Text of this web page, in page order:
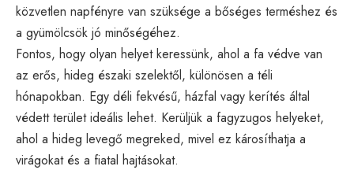
közvetlen napfényre van szüksége a bőséges terméshez és
a gyümölcsök jó minőségéhez.
Fontos, hogy olyan helyet keressünk, ahol a fa védve van
az erős, hideg északi szelektől, különösen a téli
hónapokban. Egy déli fekvésű, házfal vagy kerítés által
védett terület ideális lehet. Kerüljük a fagyzugos helyeket,
ahol a hideg levegő megreked, mivel ez károsíthatja a
virágokat és a fiatal hajtásokat.